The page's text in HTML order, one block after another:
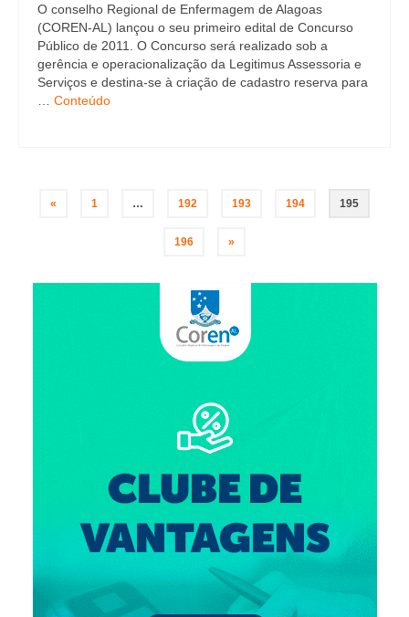
O conselho Regional de Enfermagem de Alagoas
(COREN-AL) lançou o seu primeiro edital de Concurso
Público de 2011. O Concurso será realizado sob a
gerência e operacionalização da Legitimus Assessoria e
Serviços e destina-se à criação de cadastro reserva para
Conteúdo
Paginação
« 1 … 192 193 194 195
196 »